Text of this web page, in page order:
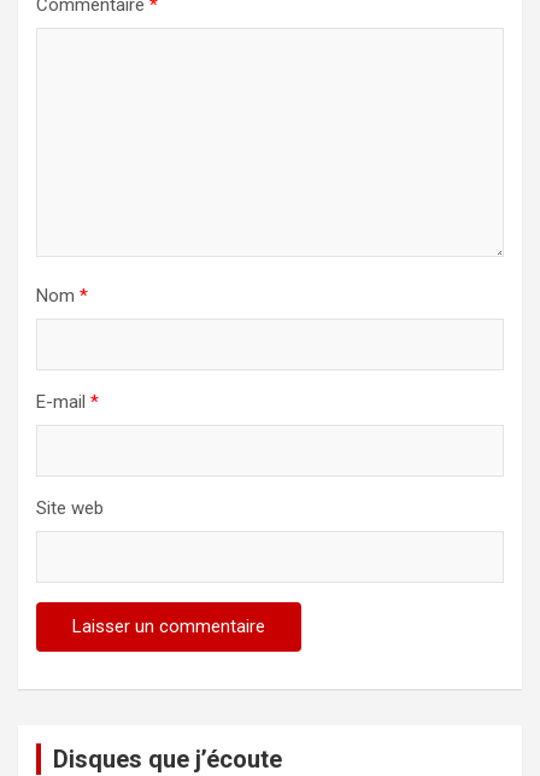
Commentaire *
Nom *
E-mail *
Site web
Disques que j’écoute